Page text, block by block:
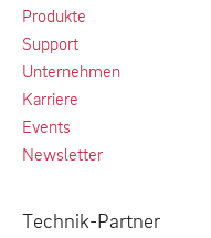
Produkte
Support
Unternehmen
Karriere
Events
Newsletter
Technik-Partner